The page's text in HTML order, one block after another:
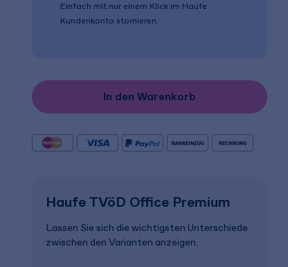
Einfach mit nur einem Klick im Haufe
Kundenkonto stornieren.
In den Warenkorb
Haufe TVöD Office Premium
Lassen Sie sich die wichtigsten Unterschiede
zwischen den Varianten anzeigen.